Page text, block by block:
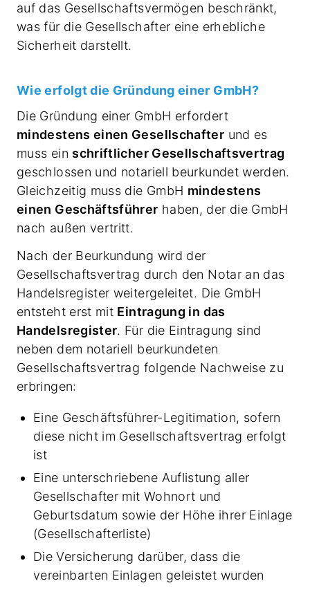
auf das Gesellschaftsvermögen beschränkt,
was für die Gesellschafter eine erhebliche
Sicherheit darstellt.
Wie erfolgt die Gründung einer GmbH?
Die Gründung einer GmbH erfordert
mindestens einen Gesellschafter und es
muss ein schriftlicher Gesellschaftsvertrag
geschlossen und notariell beurkundet werden.
Gleichzeitig muss die GmbH mindestens
einen Geschäftsführer haben, der die GmbH
nach außen vertritt.
Nach der Beurkundung wird der
Gesellschaftsvertrag durch den Notar an das
Handelsregister weitergeleitet. Die GmbH
entsteht erst mit Eintragung in das
Handelsregister. Für die Eintragung sind
neben dem notariell beurkundeten
Gesellschaftsvertrag folgende Nachweise zu
erbringen:
Eine Geschäftsführer-Legitimation, sofern
diese nicht im Gesellschaftsvertrag erfolgt
ist
Eine unterschriebene Auflistung aller
Gesellschafter mit Wohnort und
Geburtsdatum sowie der Höhe ihrer Einlage
(Gesellschafterliste)
Die Versicherung darüber, dass die
vereinbarten Einlagen geleistet wurden